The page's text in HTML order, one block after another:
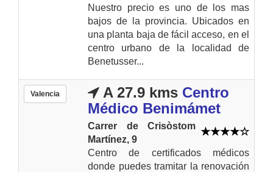
Nuestro precio es uno de los mas
bajos de la provincia. Ubicados en
una planta baja de fácil acceso, en el
centro urbano de la localidad de
Benetusser...
Valencia A 27.9 kms Centro
Médico Benimámet
Carrer de Crisòstom
Martínez, 9
Centro de certificados médicos
donde puedes tramitar la renovación